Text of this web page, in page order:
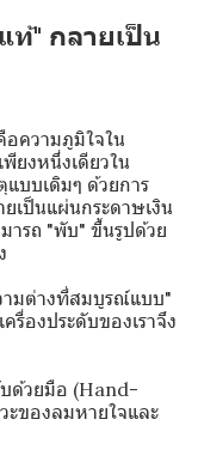
ท้" กลายเป็น
ความภูมิใจใน
ยงหนึ่งเดียวใน
บบเดิมๆ ด้วยการ
เป็นแผ่นกระดาษเงิน
ารถ "พับ" ขึ้นรูปด้วย
มต่างที่สมบูรณ์แบบ"
รื่องประดับของเราจึง
ด้วยมือ (Hand-
ของลมหายใจและ